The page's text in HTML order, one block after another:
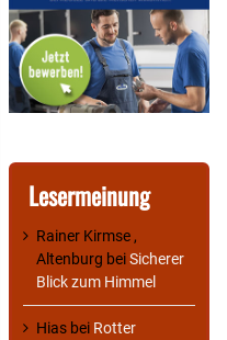
Lesermeinung
Rainer Kirmse ,
Altenburg beiSicherer
Blick zum Himmel
Hias bei Rotter